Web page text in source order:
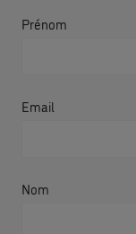
Prénom
Email
Nom